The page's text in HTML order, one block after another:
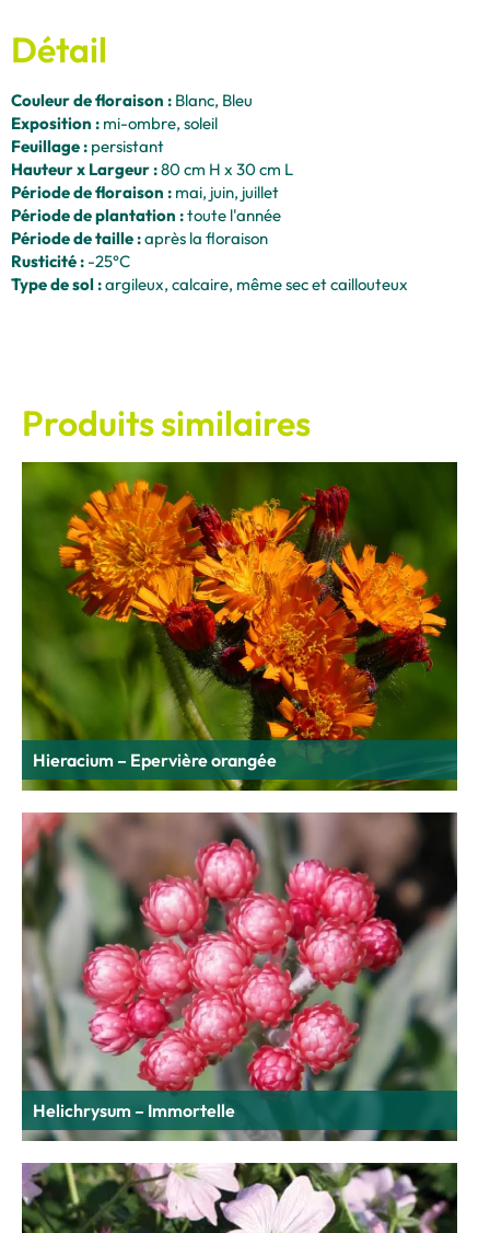
Détail
Couleur de floraison : Blanc, Bleu
Exposition : mi-ombre, soleil
Feuillage : persistant
Hauteur x Largeur :80 cm H x 30 cm L
Période de floraison : mai, juin, juillet
Période de plantation :toute l'année
Période de taille :après la floraison
Rusticité : -25°C
Type de sol :argileux, calcaire, même sec et caillouteux
Produits similaires
Hieracium – Epervière orangée
Helichrysum – Immortelle